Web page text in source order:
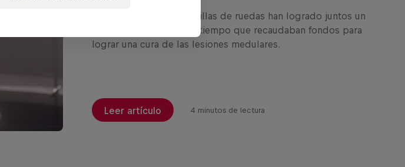
Runners y personas en sillas de ruedas han logrado juntos un
nuevo récord, al mismo tiempo que recaudaban fondos para
lograr una cura de las lesiones medulares.
Leer artículo 4 minutos de lectura